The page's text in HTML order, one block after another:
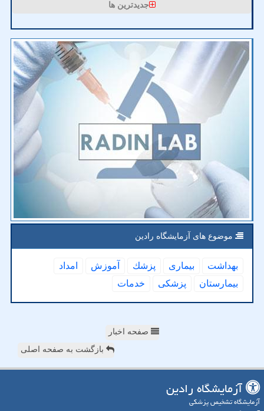
جدیدترین ها
موضوع های آزمایشگاه رادین
بهداشت بیماری پزشك آموزش
امداد
بیمارستان
پزشكی خدمات
صفحه اخبار
بازگشت به صفحه اصلی
آزمایشگاه رادین
آزمایشگاه تشخیص پزشکی